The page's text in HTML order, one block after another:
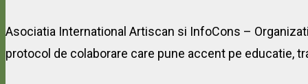
Asociatia International Artiscan si InfoCons –
protocol de colaborare care pune accent pe educatie,